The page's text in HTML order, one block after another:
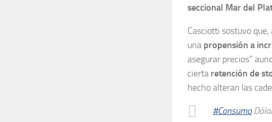
seccional Mar del
Casciotti sostuvo
una propensión a
asegurar precios”
cierta retención de
hecho alteran las
#Consumo